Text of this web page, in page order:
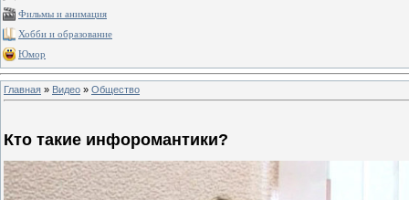
Фильмы и анимация
Хобби и образование
Юмор
Главная » Видео » Общество
Кто такие инфоромантики?